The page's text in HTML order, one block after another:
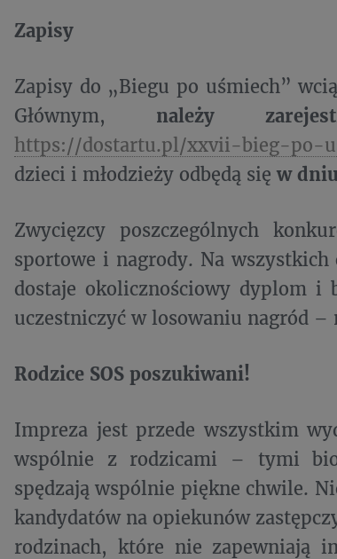
Zapisy
Zapisy do „Biegu po uśmiech”
Głównym, należy
https://dostartu.pl/xxvii-bieg-po-
dzieci i młodzieży odbędą się w
Zwycięzcy poszczególnych
sportowe i nagrody. Na wszystkich
dostaje okolicznościowy dyplom i
uczestniczyć w losowaniu nagród –
Rodzice SOS poszukiwani!
Impreza jest przede wszystkim
wspólnie z rodzicami – tymi
spędzają wspólnie piękne chwile.
kandydatów na opiekunów
rodzinach, które nie zapewniają